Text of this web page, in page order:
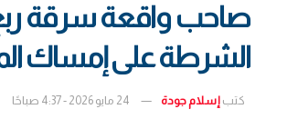
صاحب واقعة سرقة ربع
الشرطة على إمساك
كتب إسلام جودة 24 مايو 2026 - 4:37 صباحًا